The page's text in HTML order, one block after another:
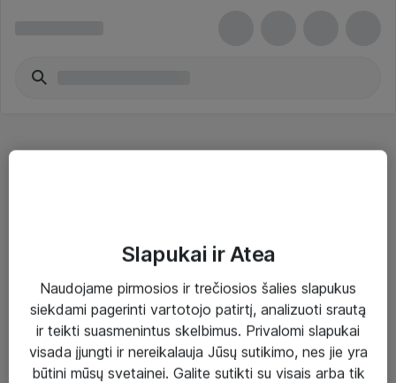
Sprendimai ir paslaugos
Paslaugos
Sprendimai
Slapukai ir Atea
Naudojame pirmosios ir trečiosios šalies slapukus
siekdami pagerinti vartotojo patirtį, analizuoti srautą
ir teikti suasmenintus skelbimus. Privalomi slapukai
visada įjungti ir nereikalauja Jūsų sutikimo, nes jie yra
būtini mūsų svetainei. Galite sutikti su visais arba tik